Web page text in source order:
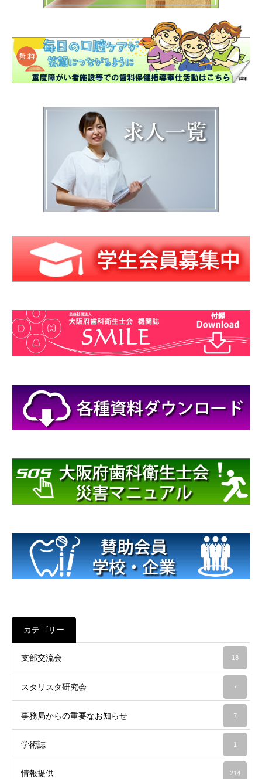
カテゴリー
支部交流会 18
スタリスタ研究会 7
事務局からの重要なお知らせ 7
学術誌 1
情報提供 214